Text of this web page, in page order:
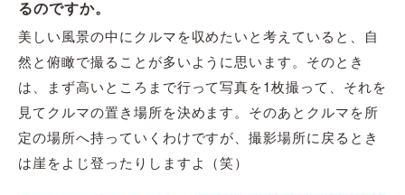
るのですか。
美しい風景の中にクルマを収めたいと考えていると、自
然と俯瞰で撮ることが多いように思います。そのとき
は、まず高いところまで行って写真を1枚撮って、それを
見てクルマの置き場所を決めます。そのあとクルマを所
定の場所へ持っていくわけですが、撮影場所に戻るとき
は崖をよじ登ったりしますよ（笑）